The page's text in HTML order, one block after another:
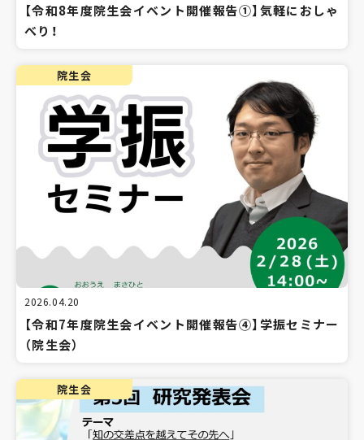
【令和8年度院生会イベント開催報告①】気軽におしゃ
べり！
院生会
2026.04.20
【令和7年度院生会イベント開催報告④】学振セミナー
（院生会）
院生会